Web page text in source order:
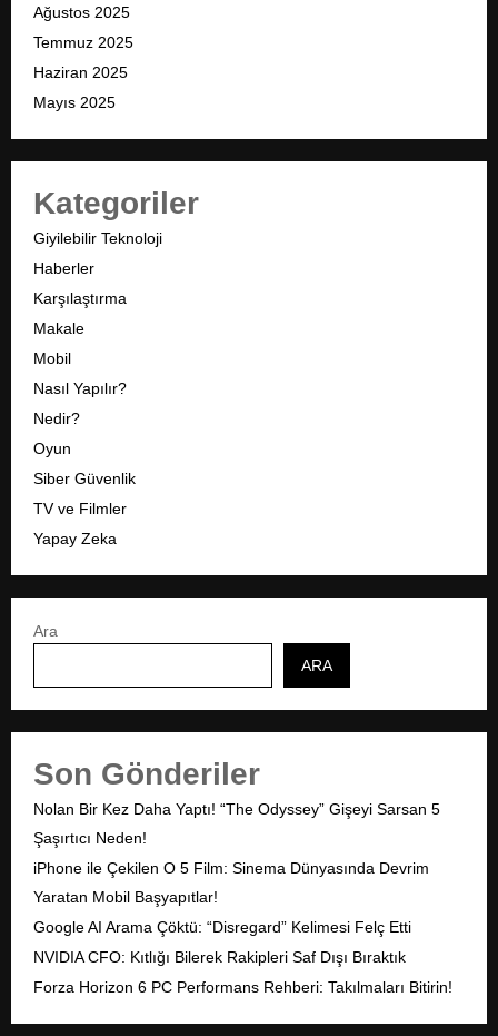
Ağustos 2025
Temmuz 2025
Haziran 2025
Mayıs 2025
Kategoriler
Giyilebilir Teknoloji
Haberler
Karşılaştırma
Makale
Mobil
Nasıl Yapılır?
Nedir?
Oyun
Siber Güvenlik
TV ve Filmler
Yapay Zeka
Ara
ARA
Son Gönderiler
Nolan Bir Kez Daha Yaptı! “The Odyssey” Gişeyi Sarsan 5
Şaşırtıcı Neden!
iPhone ile Çekilen O 5 Film: Sinema Dünyasında Devrim
Yaratan Mobil Başyapıtlar!
Google AI Arama Çöktü: “Disregard” Kelimesi Felç Etti
NVIDIA CFO: Kıtlığı Bilerek Rakipleri Saf Dışı Bıraktık
Forza Horizon 6 PC Performans Rehberi: Takılmaları Bitirin!